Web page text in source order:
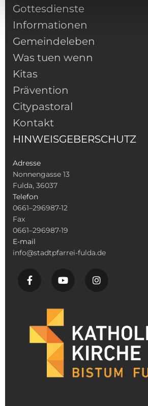
Gottesdienste
Informationen
Gemeindeleben
Was tuen wenn
Kitas
Prävention
Citypastoral
Kontakt
HINWEISGEBERSCHUTZ
Adresse
Nonnengasse 13
Fulda, 36037
Telefon
0661–296987-12
Fax
0661–296987-19
E-mail
info@stadtpfarrei-fulda.de